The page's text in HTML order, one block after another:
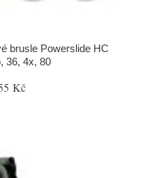
brusle Powerslide HC
36, 4x, 80
Kč